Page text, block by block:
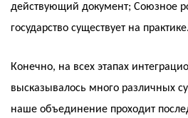
действующий документ; Союзное
государство существует на практике.
Конечно, на всех этапах
высказывалось много различных
наше объединение проходит